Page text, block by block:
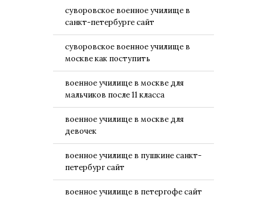
суворовское военное училище в
санкт-петербурге сайт
суворовское военное училище в
москве как поступить
военное училище в москве для
мальчиков после 11 класса
военное училище в москве для
девочек
военное училище в пушкине санкт-
петербург сайт
военное училище в петергофе сайт